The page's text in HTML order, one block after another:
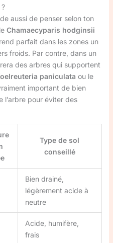
aussi de penser selon ton
Chamaecyparis hodginsii
parfait dans les zones un
froids. Par contre, dans un
des arbres qui supportent
paniculata ou le
important de bien
l’arbre pour éviter des
Type de sol
conseillé
Bien drainé,
légèrement acide à
neutre
Acide, humifère,
frais